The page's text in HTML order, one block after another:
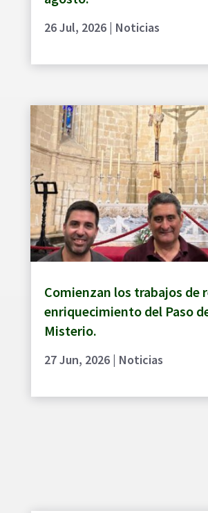
26 Jul, 2026| Noticias
Comienzan los trabajos de
enriquecimiento del Paso
Misterio.
27 Jun, 2026| Noticias